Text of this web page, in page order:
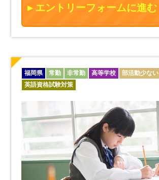
エントリーフォームに進む
福岡県 常勤 非常勤 高等学校 部活動少ない
英語資格試験対策